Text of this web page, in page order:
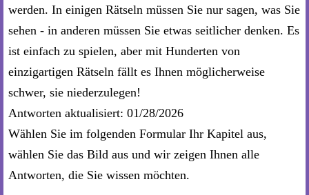
werden. In einigen Rätseln müssen Sie nur sagen, was Sie
sehen - in anderen müssen Sie etwas seitlicher denken. Es
ist einfach zu spielen, aber mit Hunderten von
einzigartigen Rätseln fällt es Ihnen möglicherweise
schwer, sie niederzulegen!
Antworten aktualisiert: 01/28/2026
Wählen Sie im folgenden Formular Ihr Kapitel aus,
wählen Sie das Bild aus und wir zeigen Ihnen alle
Antworten, die Sie wissen möchten.